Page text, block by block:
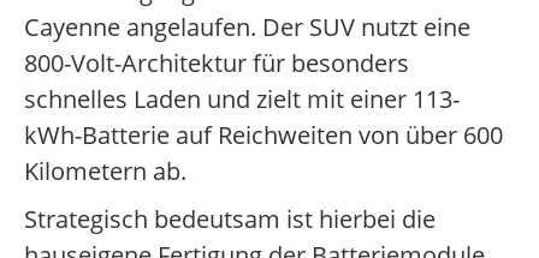
Cayenne angelaufen. Der SUV nutzt eine
800-Volt-Architektur für besonders
schnelles Laden und zielt mit einer 113-
kWh-Batterie auf Reichweiten von über 600
Kilometern ab.
Strategisch bedeutsam ist hierbei die